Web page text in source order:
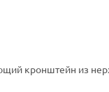
кронштейн из